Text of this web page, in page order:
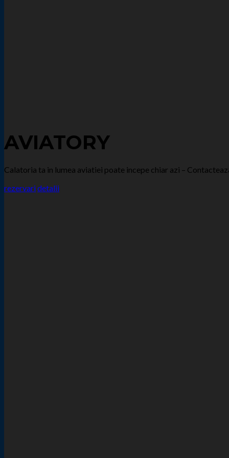
AVIATORY
Calatoria ta in lumea aviatiei poate incepe chiar azi –
rezervaridetalii